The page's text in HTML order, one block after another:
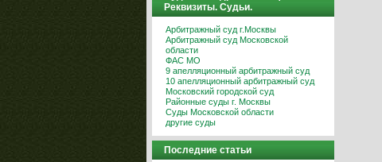
Реквизиты. Судьи.
Арбитражный суд г.Москвы
Арбитражный суд Московской
области
ФАС МО
9 апелляционный арбитражный суд
10 апелляционный арбитражный суд
Московский городской суд
Районные суды г. Москвы
Суды Московской области
другие суды
Последние статьи